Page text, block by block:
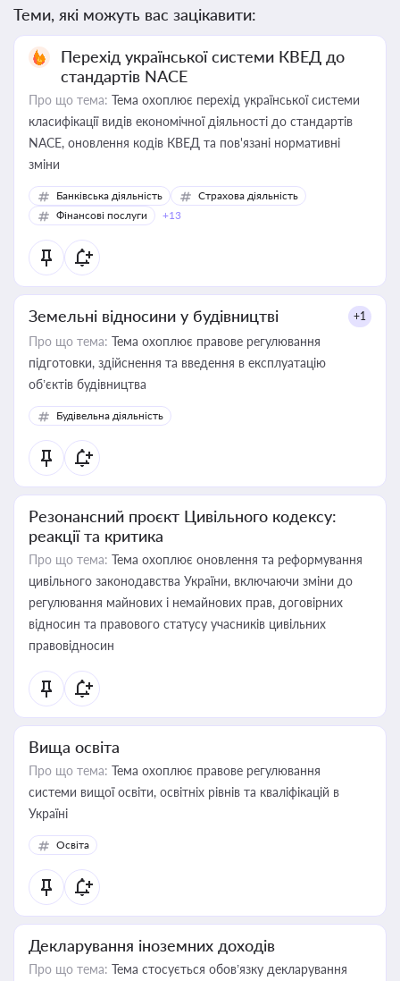
Теми, які можуть вас зацікавити:
Перехід української системи КВЕД до
стандартів NACE
Про що тема: Тема охоплює перехід української системи
класифікації видів економічної діяльності до стандартів
NACE, оновлення кодів КВЕД та пов'язані нормативні
зміни
Банківська діяльність
Страхова діяльність
Фінансові послуги
+13
Земельні відносини у будівництві +1
Про що тема: Тема охоплює правове регулювання
підготовки, здійснення та введення в експлуатацію
об’єктів будівництва
Будівельна діяльність
Резонансний проєкт Цивільного кодексу:
реакції та критика
Про що тема: Тема охоплює оновлення та реформування
цивільного законодавства України, включаючи зміни до
регулювання майнових і немайнових прав, договірних
відносин та правового статусу учасників цивільних
правовідносин
Вища освіта
Про що тема: Тема охоплює правове регулювання
системи вищої освіти, освітніх рівнів та кваліфікацій в
Україні
Освіта
Декларування іноземних доходів
Про що тема: Тема стосується обов’язку декларування